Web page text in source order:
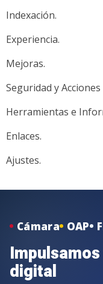
Indexación.
Experiencia.
Mejoras.
Seguridad y
Herramientas e
Enlaces.
Ajustes.
Cámara OAP
digital